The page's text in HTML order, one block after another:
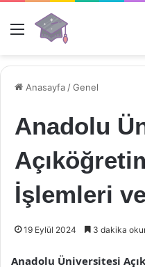
Menü
Anasayfa /Genel
Anadolu
İşlemleri
19 Eylül 2024 3 dakika
Anadolu Üniversitesi